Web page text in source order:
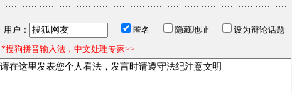
用户： 匿名 隐藏地址
设为辩论话题
*搜狗拼音输入法，中文处理专家>>